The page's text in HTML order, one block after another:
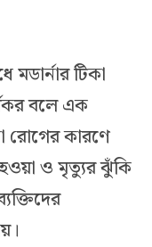
টিকা
বলে এক
রোগের কারণে
হওয়া ও মৃত্যুর ঝুঁকি